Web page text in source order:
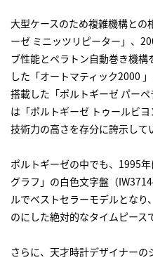
大型ケースのため複雑機構と
ーゼ ミニッツリピーター」、
ブ性能とペラトン自動巻き機
した「オートマティック2000
搭載した「ポルトギーゼ パー
は「ポルトギーゼ トゥールビ
技術力の高さを存分に誇示して
ポルトギーゼの中でも、1995
グラフ」の白色文字盤（
ルでベストセラーモデルとな
のにした絶対的なタイムピース
さらに、天才時計デザイナー